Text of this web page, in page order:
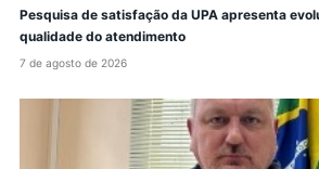
Pesquisa de satisfação da UPA apresenta
qualidade do atendimento
7 de agosto de 2026